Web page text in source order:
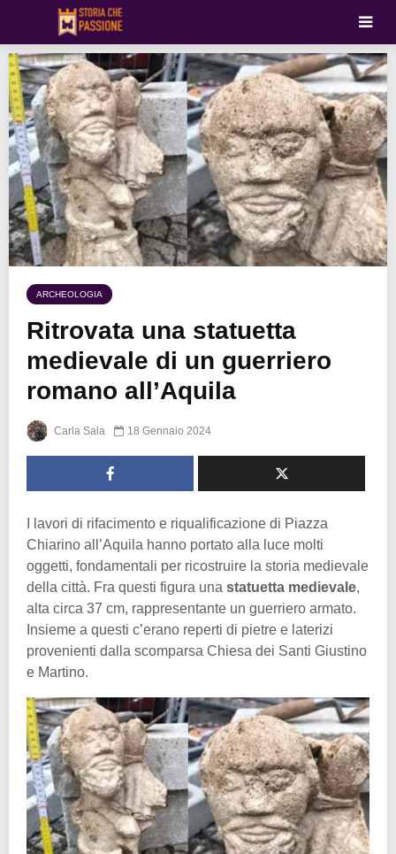
ARCHEOLOGIA
Ritrovata una statuetta
medievale di un guerriero
romano all’Aquila
Carla Sala 18 Gennaio 2024
I lavori di rifacimento e riqualificazione di Piazza
Chiarino all’Aquila hanno portato alla luce molti
oggetti, fondamentali per ricostruire la storia medievale
della città. Fra questi figura una statuetta medievale,
alta circa 37 cm, rappresentante un guerriero armato.
Insieme a questi c’erano reperti di pietre e laterizi
provenienti dalla scomparsa Chiesa dei Santi Giustino
e Martino.